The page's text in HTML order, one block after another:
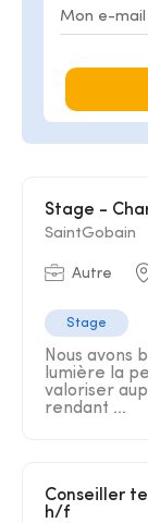
Stage -
SaintGobain
Autre
Stage
Nous avons
lumière la
valoriser
rendant ...
Conseiller technique de vente menuiserie
h/f